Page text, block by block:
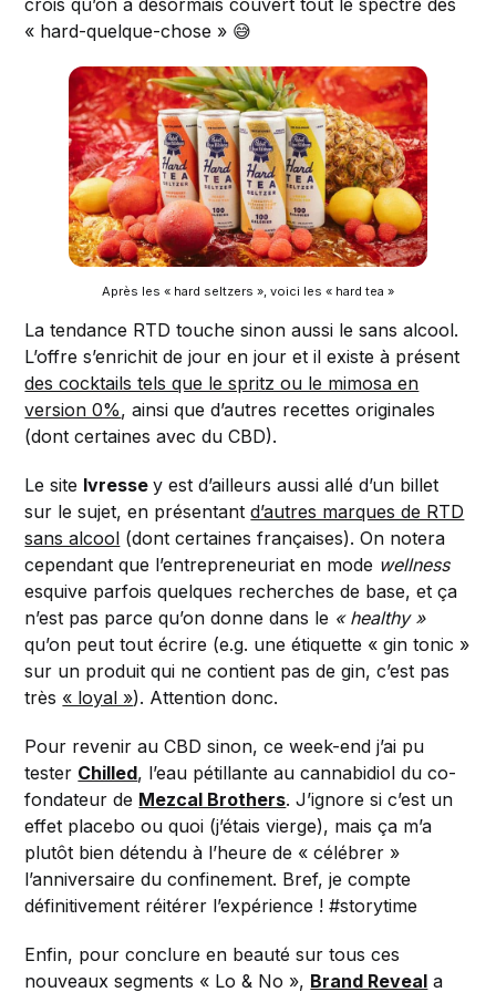
« hard-quelque-chose » 😅
Après les « hard seltzers », voici les « hard tea »
La tendance RTD touche sinon aussi le sans alcool.
L’offre s’enrichit de jour en jour et il existe à présent
des cocktails tels que le spritz ou le mimosa en
version 0%, ainsi que d’autres recettes originales
(dont certaines avec du CBD).
Le site Ivressey est d’ailleurs aussi allé d’un billet
sur le sujet, en présentantd’autres marques de RTD
sans alcool (dont certaines françaises). On notera
cependant que l’entrepreneuriat en mode wellness
esquive parfois quelques recherches de base, et ça
n’est pas parce qu’on donne dans le « healthy »
qu’on peut tout écrire (e.g. une étiquette « gin tonic »
sur un produit qui ne contient pas de gin, c’est pas
très « loyal »). Attention donc.
Pour revenir au CBD sinon, ce week-end j’ai pu
tester Chilled, l’eau pétillante au cannabidiol du co-
fondateur de Mezcal Brothers. J’ignore si c’est un
effet placebo ou quoi (j’étais vierge), mais ça m’a
plutôt bien détendu à l’heure de « célébrer »
l’anniversaire du confinement. Bref, je compte
définitivement réitérer l’expérience ! #storytime
Enfin, pour conclure en beauté sur tous ces
nouveaux segments « Lo & No », Brand Reveal a